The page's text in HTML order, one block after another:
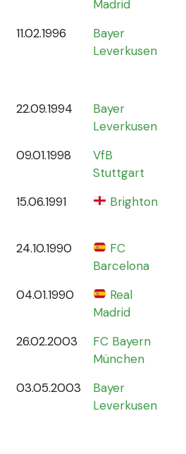
Madrid
11.02.1996
Bayer
Leverkusen
22.09.1994
Bayer
Leverkusen
09.01.1998
VfB
Stuttgart
15.06.1991 Brighton
24.10.1990
FC
Barcelona
04.01.1990
Real
Madrid
26.02.2003
FC Bayern
München
03.05.2003
Bayer
Leverkusen